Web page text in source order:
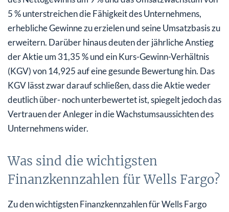
5 % unterstreichen die Fähigkeit des Unternehmens,
erhebliche Gewinne zu erzielen und seine Umsatzbasis zu
erweitern. Darüber hinaus deuten der jährliche Anstieg
der Aktie um 31,35 % und ein Kurs-Gewinn-Verhältnis
(KGV) von 14,925 auf eine gesunde Bewertung hin. Das
KGV lässt zwar darauf schließen, dass die Aktie weder
deutlich über- noch unterbewertet ist, spiegelt jedoch das
Vertrauen der Anleger in die Wachstumsaussichten des
Unternehmens wider.
Was sind die wichtigsten
Finanzkennzahlen für Wells Fargo?
Zu den wichtigsten Finanzkennzahlen für Wells Fargo